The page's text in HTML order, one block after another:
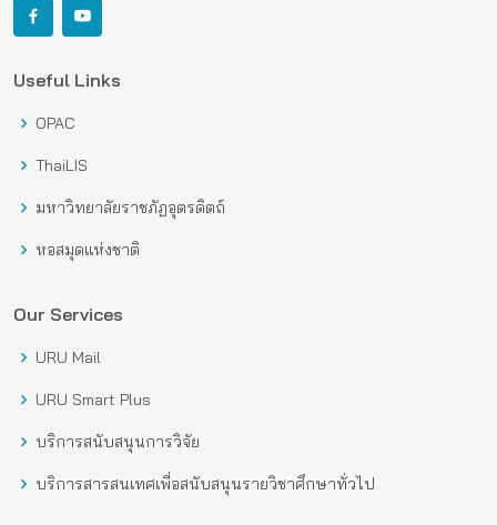
Useful Links
OPAC
ThaiLIS
มหาวิทยาลัยราชภัฏอุตรดิตถ์
หอสมุดแห่งชาติ
Our Services
URU Mail
URU Smart Plus
บริการสนับสนุนการวิจัย
บริการสารสนเทศเพื่อสนับสนุนรายวิชาศึกษาทั่วไป